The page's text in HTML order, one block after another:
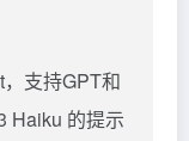
支持GPT和
Haiku 的提示